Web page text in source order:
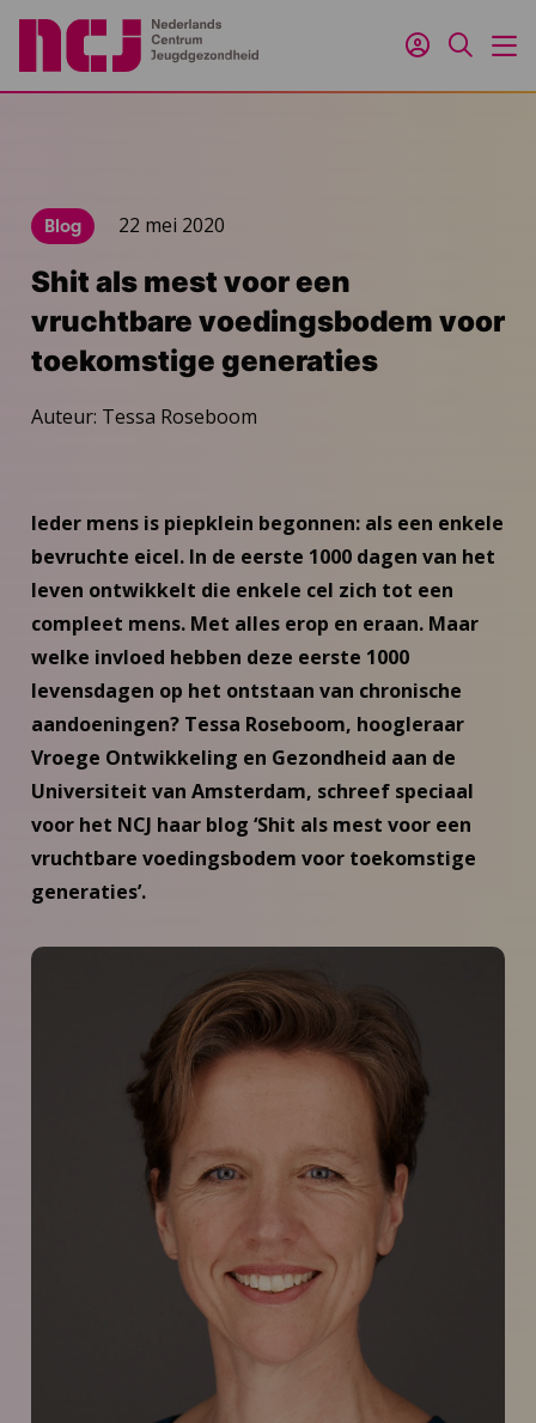
Inloggen
Zoeken
Blog 22 mei 2020
Shit als mest voor een
vruchtbare voedingsbodem voor
toekomstige generaties
Auteur: Tessa Roseboom
Ieder mens is piepklein begonnen: als een enkele
bevruchte eicel. In de eerste 1000 dagen van het
leven ontwikkelt die enkele cel zich tot een
compleet mens. Met alles erop en eraan. Maar
welke invloed hebben deze eerste 1000
levensdagen op het ontstaan van chronische
aandoeningen? Tessa Roseboom, hoogleraar
Vroege Ontwikkeling en Gezondheid aan de
Universiteit van Amsterdam, schreef speciaal
voor het NCJ haar blog ‘Shit als mest voor een
vruchtbare voedingsbodem voor toekomstige
generaties’.